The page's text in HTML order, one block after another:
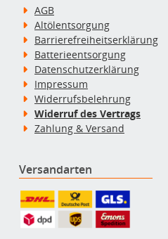
AGB
Altölentsorgung
Barrierefreiheitserklärung
Batterieentsorgung
Datenschutzerklärung
Impressum
Widerrufsbelehrung
Widerruf des Vertrags
Zahlung & Versand
Versandarten